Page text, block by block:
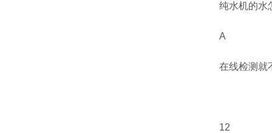
纯水机的水
A
在线检测就
12